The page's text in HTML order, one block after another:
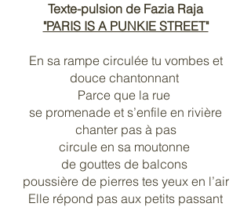
Texte-pulsion de Fazia Raja
"PARIS IS A PUNKIE STREET"
En sa rampe circulée tu vombes et
douce chantonnant
Parce que la rue
se promenade et s’enfile en rivière
chanter pas à pas
circule en sa moutonne
de gouttes de balcons
poussière de pierres tes yeux en l’air
Elle répond pas aux petits passant